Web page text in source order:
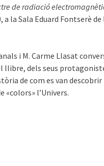
de radiació
a la Sala Eduard Fontserè
i M. Carme Llasat
llibre, dels seus
de com es van descobrir
«colors» l’Univers.